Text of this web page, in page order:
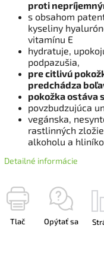
proti
s obsahom
kyseliny
vitamínu E
hydratuje,
podpazušia,
pre citlivú
predchádza
pokožka ostáva
povzbudzujúca
vegánska,
rastlinných
alkoholu a
Detailné informácie
Tlač Opýtať sa